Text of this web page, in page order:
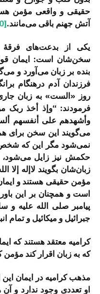
حقیقی و واقعی مؤمن
آتش جهنم باقی می‌مانند.[10]
یکی از بدعت‌های‌ فرقۀ
سخن‌شان است: ایمان
بنده بر زبان می‌آورد و
فرزندان آدم درهنگام
روز «الست» به زبان
فرمودند: “وإذ أخذ ربک
وأشهدهم علی أنفسهم
می‌گویند این سخن برای
نمی‌شود مگر این که
حکمش نیز زایل می‌شود،
زبان‌شان بگویند لاإله إلا
مؤمن حقیقی هستند و ایمان
است و همچنان بر این
پیامبر صلی الله علیه و
جبرائیل و میکائیل و تمام
کرامیه معتقد هستند که
که به زبان اقرار کند
مذهب کرامیه در ایمان
او تعددی وجود ندارد و